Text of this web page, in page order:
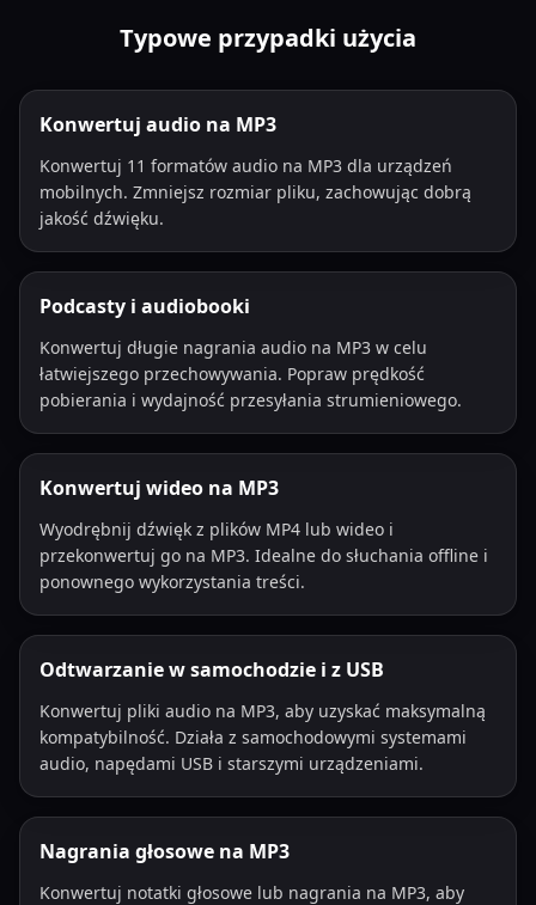
Typowe przypadki użycia
Konwertuj audio na MP3
Konwertuj 11 formatów audio na MP3 dla urządzeń
mobilnych. Zmniejsz rozmiar pliku, zachowując dobrą
jakość dźwięku.
Podcasty i audiobooki
Konwertuj długie nagrania audio na MP3 w celu
łatwiejszego przechowywania. Popraw prędkość
pobierania i wydajność przesyłania strumieniowego.
Konwertuj wideo na MP3
Wyodrębnij dźwięk z plików MP4 lub wideo i
przekonwertuj go na MP3. Idealne do słuchania offline i
ponownego wykorzystania treści.
Odtwarzanie w samochodzie i z USB
Konwertuj pliki audio na MP3, aby uzyskać maksymalną
kompatybilność. Działa z samochodowymi systemami
audio, napędami USB i starszymi urządzeniami.
Nagrania głosowe na MP3
Konwertuj notatki głosowe lub nagrania na MP3, aby